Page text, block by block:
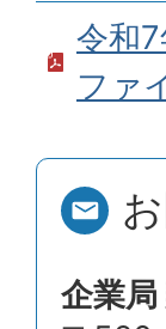
令和
ファ
企業